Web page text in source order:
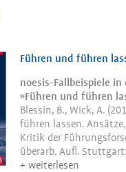
Führen und führen
noesis-Fallbeispiele in
»Führen und führen
Blessin, B., Wick, A.
führen lassen.
Kritik der
überarb. Aufl.
weiterlesen